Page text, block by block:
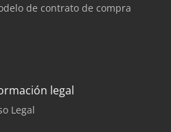
de contrato de compra
legal
Legal